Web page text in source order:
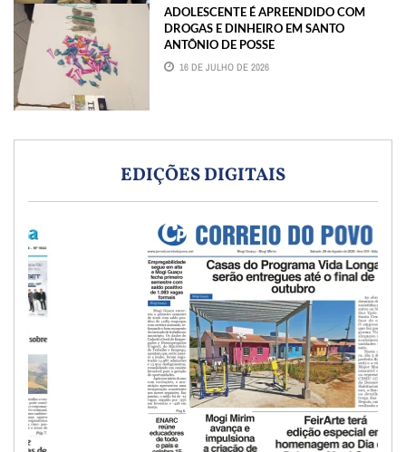
ADOLESCENTE É APREENDIDO COM
DROGAS E DINHEIRO EM SANTO
ANTÔNIO DE POSSE
16 DE JULHO DE 2026
EDIÇÕES DIGITAIS